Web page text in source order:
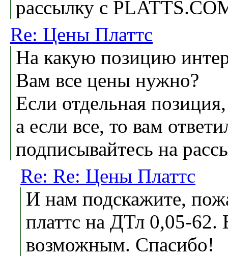
рассылку с
Re: Цены Платтс
На какую позицию
Вам все цены нужно?
Если отдельная
а если все, то вам
подписывайтесь на
Re: Re: Цены Платтс
И нам подскажите,
платтс на ДТл 0,05-62.
возможным. Спасибо!